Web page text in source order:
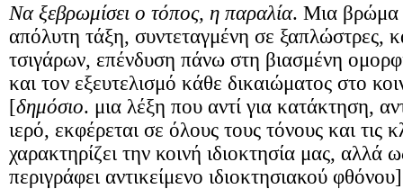
Να ξεβρωμίσει ο τόπος, η παραλία. Μια βρώμα
απόλυτη τάξη, συντεταγμένη σε ξαπλώστρες,
τσιγάρων, επένδυση πάνω στη βιασμένη
και τον εξευτελισμό κάθε δικαιώματος στο
[δημόσιο. μια λέξη που αντί για κατάκτηση,
ιερό, εκφέρεται σε όλους τους τόνους και τις
χαρακτηρίζει την κοινή ιδιοκτησία μας, αλλά
περιγράφει αντικείμενο ιδιοκτησιακού